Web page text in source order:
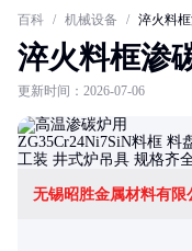
百科 / 机械设备 / 淬火料
淬火料框渗
更新时间：2026-07-06
无锡昭胜金属材料有限